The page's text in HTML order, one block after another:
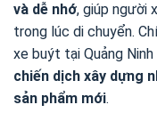
và dễ nhớ, giúp người
trong lúc di chuyển.
xe buýt tại Quảng
chiến dịch xây dựng
sản phẩm mới.